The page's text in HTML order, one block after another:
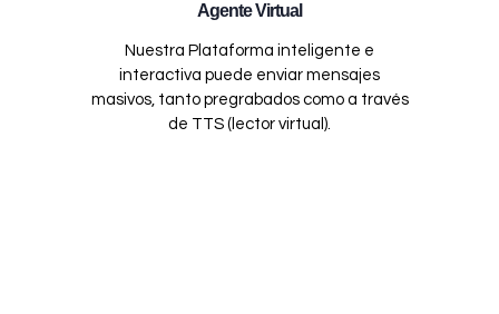
Agente Virtual
Nuestra Plataforma inteligente e
interactiva puede enviar mensajes
masivos, tanto pregrabados como a través
de TTS (lector virtual).